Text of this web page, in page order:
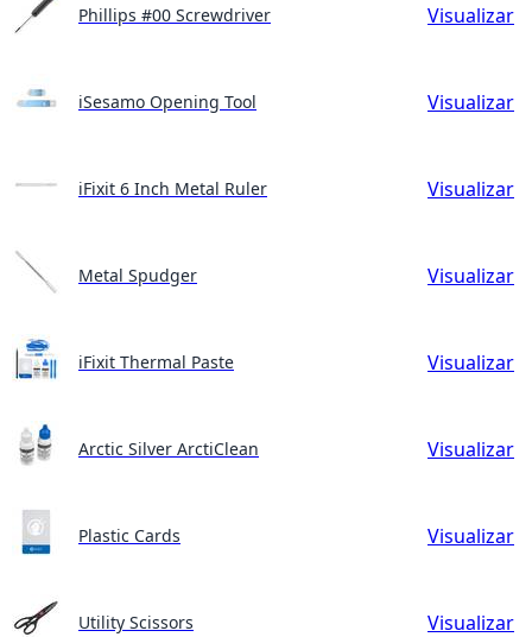
Phillips #00 Screwdriver Visualizar
iSesamo Opening Tool Visualizar
iFixit 6 Inch Metal Ruler Visualizar
Metal Spudger Visualizar
iFixit Thermal Paste Visualizar
Arctic Silver ArctiClean Visualizar
Plastic Cards Visualizar
Utility Scissors Visualizar